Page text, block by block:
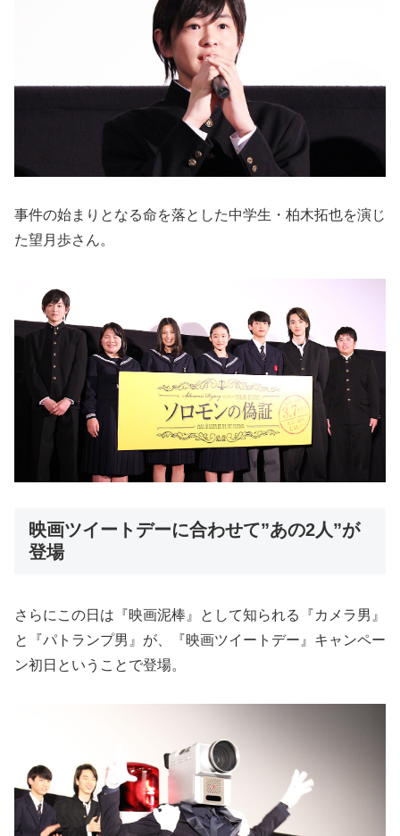
事件の始まりとなる命を落とした中学生・柏木拓也を演じ
た望月歩さん。
映画ツイートデーに合わせて”あの2人”が
登場
さらにこの日は『映画泥棒』として知られる『カメラ男』
と『パトランプ男』が、『映画ツイートデー』キャンペー
ン初日ということで登場。